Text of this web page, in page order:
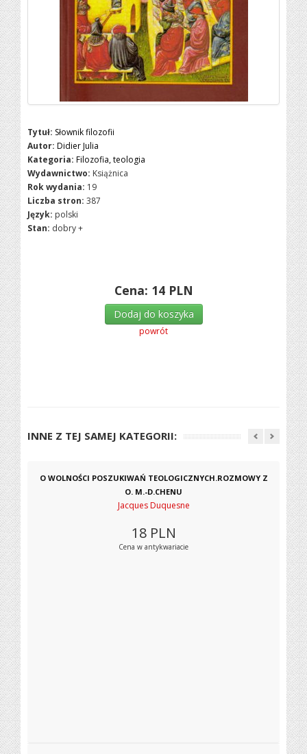
Tytuł: Słownik filozofii
Autor: Didier Julia
Kategoria: Filozofia, teologia
Wydawnictwo: Książnica
Rok wydania: 19
Liczba stron: 387
Język: polski
Stan: dobry +
Cena: 14 PLN
Dodaj do koszyka
powrót
INNE Z TEJ SAMEJ KATEGORII:
O WOLNOŚCI POSZUKIWAŃ TEOLOGICZNYCH.ROZMOWY Z
O. M.-D.CHENU
Jacques Duquesne
18 PLN
Cena w antykwariacie